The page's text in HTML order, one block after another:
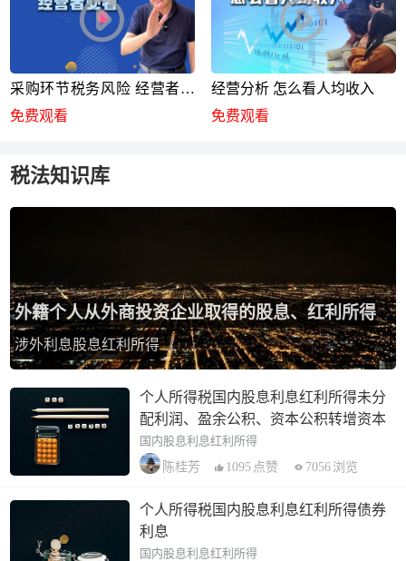
采购环节税务风险 经营者必
看
免费观看
经营分析 怎么看人均收入
免费观看
税法知识库
外籍个人从外商投资企业取得的股息、红利所得
涉外利息股息红利所得
个人所得税国内股息利息红利所得未分
配利润、盈余公积、资本公积转增资本
国内股息利息红利所得
陈桂芳
1095 点赞 7056 浏览
个人所得税国内股息利息红利所得债券
利息
国内股息利息红利所得